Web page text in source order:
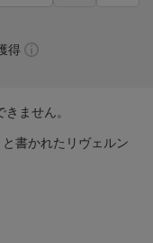
得
ません。
書かれたリヴェルン